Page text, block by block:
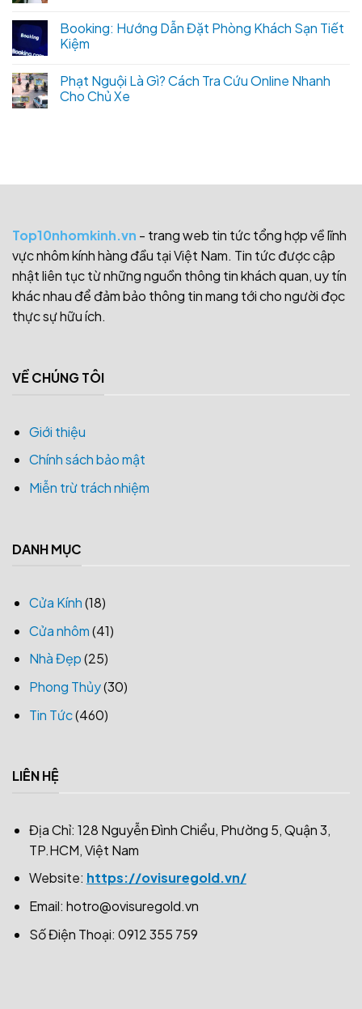
Booking: Hướng Dẫn Đặt Phòng Khách Sạn Tiết
Kiệm
Phạt Nguội Là Gì? Cách Tra Cứu Online Nhanh
Cho Chủ Xe
Top10nhomkinh.vn - trang web tin tức tổng hợp về lĩnh
vực nhôm kính hàng đầu tại Việt Nam. Tin tức được cập
nhật liên tục từ những nguồn thông tin khách quan, uy tín
khác nhau để đảm bảo thông tin mang tới cho người đọc
thực sự hữu ích.
VỀ CHÚNG TÔI
Giới thiệu
Chính sách bảo mật
Miễn trừ trách nhiệm
DANH MỤC
Cửa Kính(18)
Cửa nhôm(41)
Nhà Đẹp(25)
Phong Thủy(30)
Tin Tức(460)
LIÊN HỆ
Địa Chỉ: 128 Nguyễn Đình Chiểu, Phường 5, Quận 3,
TP.HCM, Việt Nam
Website: https://ovisuregold.vn/
Email: hotro@ovisuregold.vn
Số Điện Thoại: 0912 355 759